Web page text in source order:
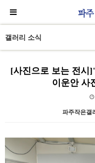
갤러리 소식
[사진으로 보는 전시
이운안 사
파주작은갤
본문